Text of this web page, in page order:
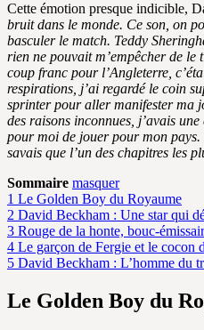
Cette émotion presque indicible,
bruit dans le monde. Ce son, on
basculer le match. Teddy
rien ne pouvait m’empêcher de le
coup franc pour l’Angleterre,
respirations, j’ai regardé le coin
sprinter pour aller manifester ma
des raisons inconnues, j’avais
pour moi de jouer pour mon pays.
savais que l’un des chapitres les
Sommaire masquer
1 Le Golden Boy du Royaume
2 David Beckham : Une star qui
3 Rouge de la honte, bouc-
4 Le garçon de Fergie et le cocon
5 David Beckham : L’homme du
Le Golden Boy du